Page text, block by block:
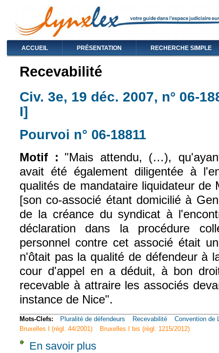
ACCUEIL PRÉSENTATION RECHERCHE SIMPLE
Recevabilité
Civ. 3e, 19 déc. 2007, n° 06-
I]
Pourvoi n° 06-18811
Motif : "Mais attendu, (…),
avait été également diligentée à
qualités de mandataire liquidateur de
[son co-associé étant domicilié à
de la créance du syndicat à
déclaration dans la procédure
personnel contre cet associé était
n'ôtait pas la qualité de défendeur à
cour d'appel en a déduit, à bon
recevable à attraire les associés
instance de Nice".
Mots-Clefs: Pluralité de défendeurs Recevabilité
Convention de
Bruxelles I (règl. 44/2001)
Bruxelles I bis (règl. 1215/2012)
En savoir plus